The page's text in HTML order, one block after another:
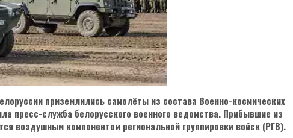
приземлились самолёты из состава Военно-космических
пресс-служба белорусского военного ведомства. Прибывшие из
воздушным компонентом региональной группировки войск (РГВ).